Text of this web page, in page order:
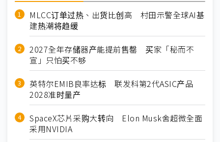
MLCC订单过热、出货比创高 村田示警全球AI基
建热潮将趋缓
2027全年存储器产能提前售罄 买家「秘而不
宣」只怕买不够
英特尔EMIB良率达标 联发科第2代ASIC产品
2028准时量产
SpaceX芯片采购大转向 Elon Musk舍超微全面
采用NVIDIA